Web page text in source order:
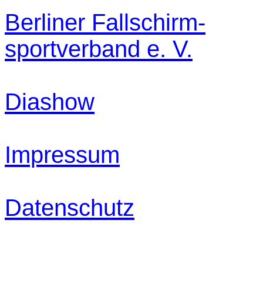
Berliner Fallschirm-
sportverband e. V.
Diashow
Impressum
Datenschutz